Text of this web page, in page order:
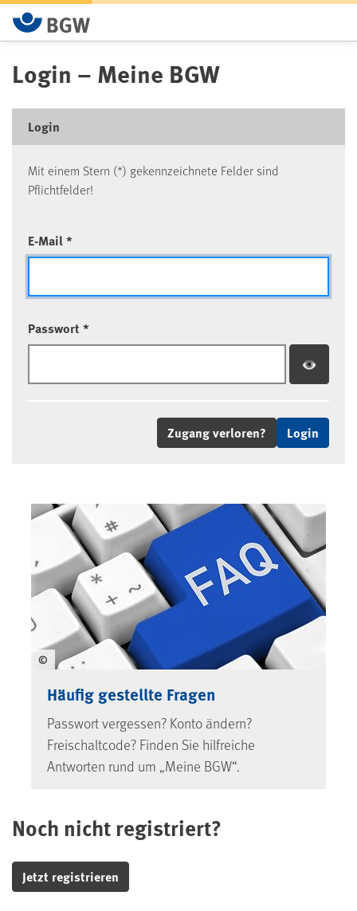
Login – Meine BGW
Login
Mit einem Stern (*) gekennzeichnete Felder sind
Pflichtfelder!
E-Mail *
Passwort *
Zugang verloren?
©
Häufig gestellte Fragen
Passwort vergessen? Konto ändern?
Freischaltcode? Finden Sie hilfreiche
Antworten rund um „Meine BGW“.
Noch nicht registriert?
Jetzt registrieren